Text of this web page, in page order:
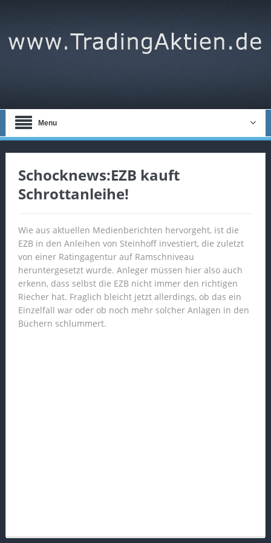
Menu
Schocknews:EZB kauft
Schrottanleihe!
Wie aus aktuellen Medienberichten hervorgeht, ist die
EZB in den Anleihen von Steinhoff investiert, die zuletzt
von einer Ratingagentur auf Ramschniveau
heruntergesetzt wurde. Anleger müssen hier also auch
erkenn, dass selbst die EZB nicht immer den richtigen
Riecher hat. Fraglich bleicht jetzt allerdings, ob das ein
Einzelfall war oder ob noch mehr solcher Anlagen in den
Büchern schlummert.